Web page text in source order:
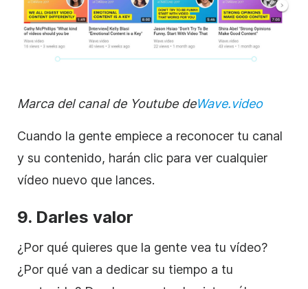
Marca del canal de Youtube deWave.video
Cuando la gente empiece a reconocer tu canal
y su contenido, harán clic para ver cualquier
vídeo nuevo que lances.
9. Darles valor
¿Por qué quieres que la gente vea tu vídeo?
¿Por qué van a dedicar su tiempo a tu